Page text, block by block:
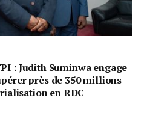
: Judith Suminwa engage
près de 350 millions
en RDC